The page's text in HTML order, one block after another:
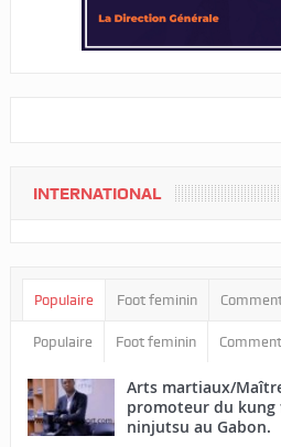
INTERNATIONAL
Populaire Foot feminin
Populaire Foot feminin
Arts martiaux/
promoteur du kung
ninjutsu au Gabon.